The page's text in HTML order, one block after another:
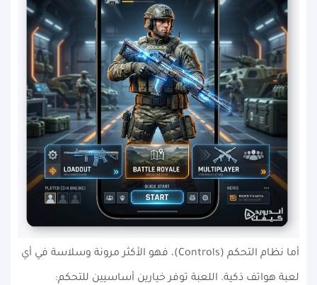
أما نظام التحكم (Controls)، فهو الأكثر مرونة وسلاسة في أي
لعبة هواتف ذكية. اللعبة توفر خيارين أساسيين للتحكم: